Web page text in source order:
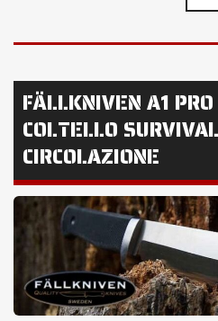
FÄLLKNIVEN A1
COLTELLO
CIRCOLAZIONE